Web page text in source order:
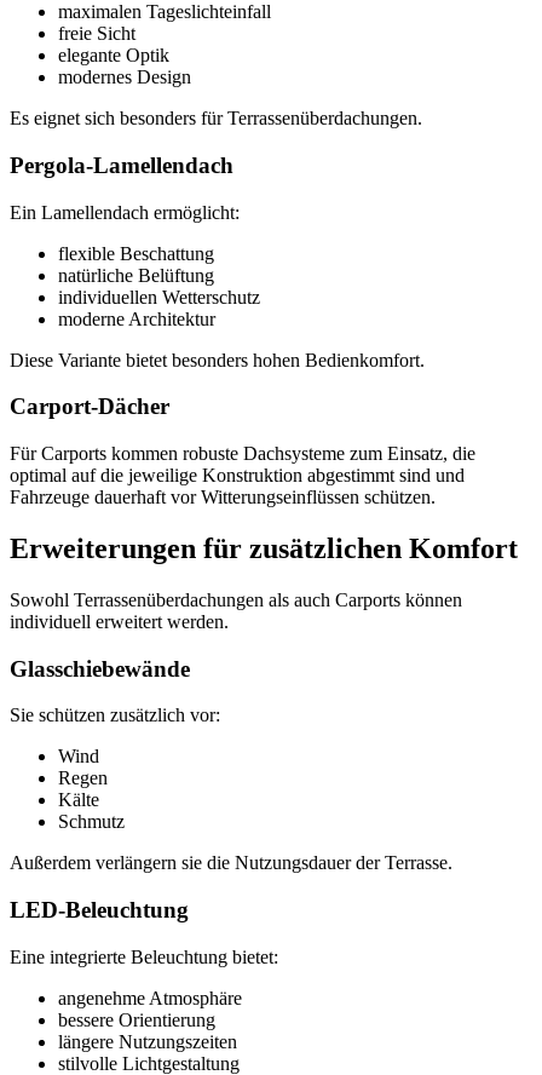
maximalen Tageslichteinfall
freie Sicht
elegante Optik
modernes Design
Es eignet sich besonders für Terrassenüberdachungen.
Pergola-Lamellendach
Ein Lamellendach ermöglicht:
flexible Beschattung
natürliche Belüftung
individuellen Wetterschutz
moderne Architektur
Diese Variante bietet besonders hohen Bedienkomfort.
Carport-Dächer
Für Carports kommen robuste Dachsysteme zum Einsatz, die
optimal auf die jeweilige Konstruktion abgestimmt sind und
Fahrzeuge dauerhaft vor Witterungseinflüssen schützen.
Erweiterungen für zusätzlichen Komfort
Sowohl Terrassenüberdachungen als auch Carports können
individuell erweitert werden.
Glasschiebewände
Sie schützen zusätzlich vor:
Wind
Regen
Kälte
Schmutz
Außerdem verlängern sie die Nutzungsdauer der Terrasse.
LED-Beleuchtung
Eine integrierte Beleuchtung bietet:
angenehme Atmosphäre
bessere Orientierung
längere Nutzungszeiten
stilvolle Lichtgestaltung